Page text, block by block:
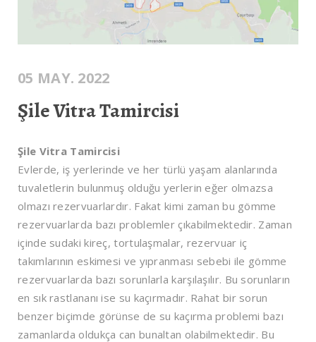
05 MAY. 2022
Şile Vitra Tamircisi
Şile Vitra Tamircisi
Evlerde, iş yerlerinde ve her türlü yaşam alanlarında
tuvaletlerin bulunmuş olduğu yerlerin eğer olmazsa
olmazı rezervuarlardır. Fakat kimi zaman bu gömme
rezervuarlarda bazı problemler çıkabilmektedir. Zaman
içinde sudaki kireç, tortulaşmalar, rezervuar iç
takımlarının eskimesi ve yıpranması sebebi ile gömme
rezervuarlarda bazı sorunlarla karşılaşılır. Bu sorunların
en sık rastlananı ise su kaçırmadır. Rahat bir sorun
benzer biçimde görünse de su kaçırma problemi bazı
zamanlarda oldukça can bunaltan olabilmektedir. Bu